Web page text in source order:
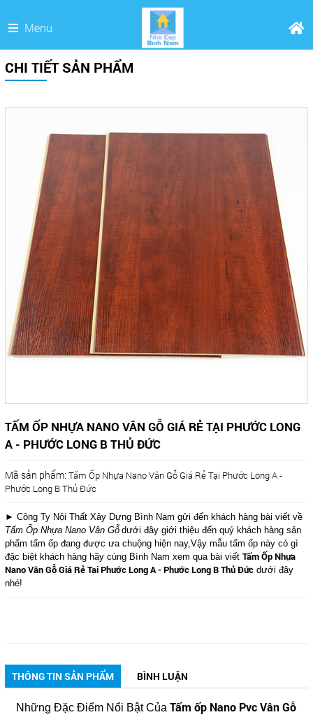
Menu
CHI TIẾT SẢN PHẨM
TẤM ỐP NHỰA NANO VÂN GỖ GIÁ RẺ TẠI PHƯỚC LONG
A - PHƯỚC LONG B THỦ ĐỨC
Mã sản phẩm: Tấm Ốp Nhựa Nano Vân Gỗ Giá Rẻ Tại Phước Long A -
Phước Long B Thủ Đức
► Công Ty Nội Thất Xây Dựng Bình Nam gửi đến khách hàng bài viết về
Tấm Ốp Nhựa Nano Vân Gỗ dưới đây giới thiệu đến quý khách hàng sản
phẩm tấm ốp đang được ưa chuộng hiện nay,Vậy mẫu tấm ốp này có gì
đặc biệt khách hàng hãy cùng Bình Nam xem qua bài viết Tấm Ốp Nhựa
Nano Vân Gỗ Giá Rẻ Tại Phước Long A - Phước Long B Thủ Đứcdưới đây
nhé!
THÔNG TIN SẢN PHẨM BÌNH LUẬN
Những Đặc Điểm Nổi Bật CủaTấm ốp Nano Pvc Vân Gỗ